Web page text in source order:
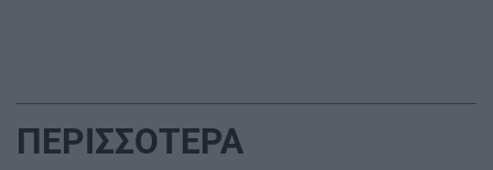
τραυματίες
ΠΕΡΙΣΣΟΤΕΡΑ